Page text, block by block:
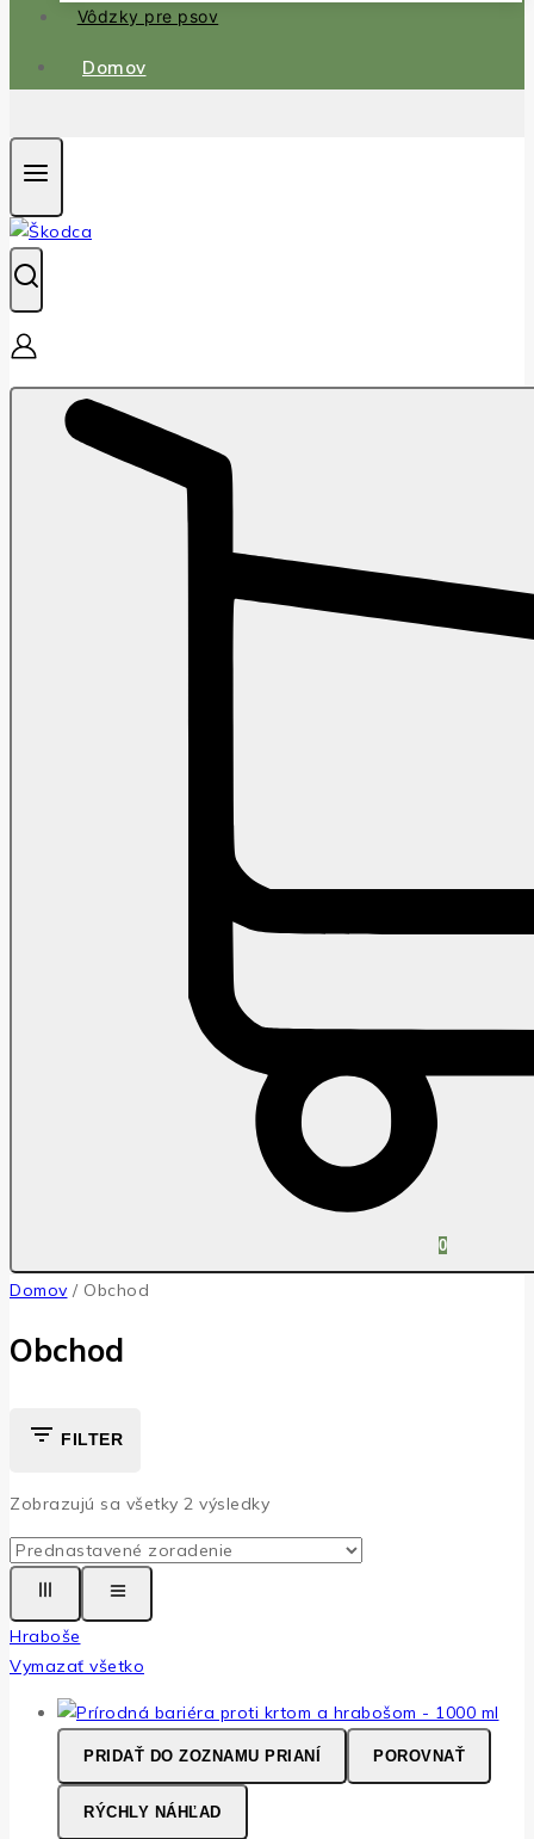
Vôdzky pre psov
Domov
0
Domov / Obchod
Obchod
FILTER
Zobrazujú sa všetky 2 výsledky
Hraboše
Vymazať všetko
PRIDAŤ DO ZOZNAMU PRIANÍ POROVNAŤ
RÝCHLY NÁHĽAD